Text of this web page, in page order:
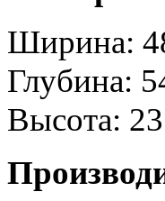
Ширина:
Глубина:
Высота: